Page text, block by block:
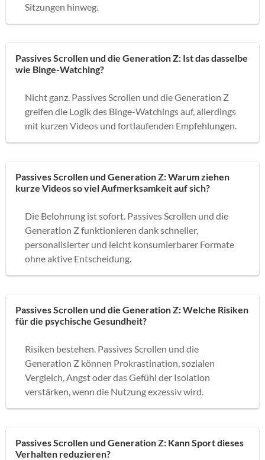
Sitzungen hinweg.
Passives Scrollen und die Generation Z: Ist das dasselbe
wie Binge-Watching?
Nicht ganz. Passives Scrollen und die Generation Z
greifen die Logik des Binge-Watchings auf, allerdings
mit kurzen Videos und fortlaufenden Empfehlungen.
Passives Scrollen und Generation Z: Warum ziehen
kurze Videos so viel Aufmerksamkeit auf sich?
Die Belohnung ist sofort. Passives Scrollen und die
Generation Z funktionieren dank schneller,
personalisierter und leicht konsumierbarer Formate
ohne aktive Entscheidung.
Passives Scrollen und die Generation Z: Welche Risiken
für die psychische Gesundheit?
Risiken bestehen. Passives Scrollen und die
Generation Z können Prokrastination, sozialen
Vergleich, Angst oder das Gefühl der Isolation
verstärken, wenn die Nutzung exzessiv wird.
Passives Scrollen und Generation Z: Kann Sport dieses
Verhalten reduzieren?